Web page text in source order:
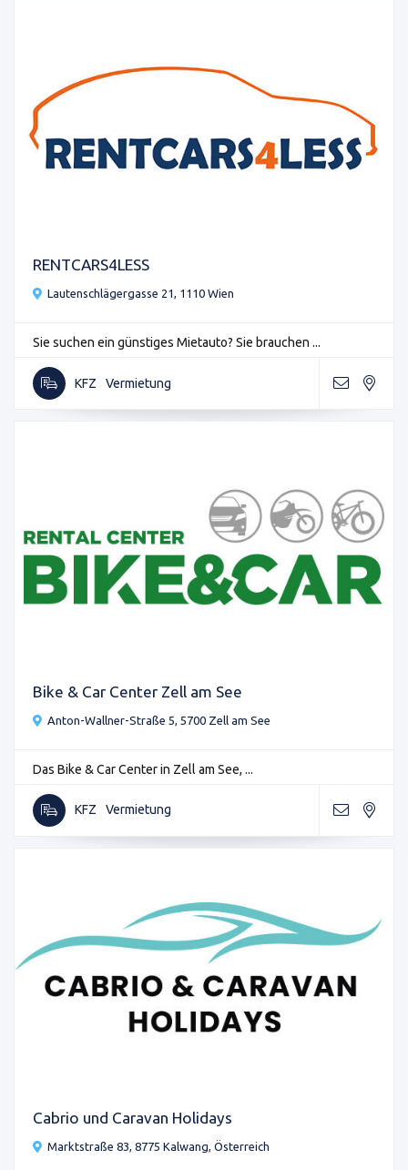
RENTCARS4LESS
Lautenschlägergasse 21, 1110 Wien
Sie suchen ein günstiges Mietauto? Sie brauchen ...
KFZ Vermietung
Bike & Car Center Zell am See
Anton-Wallner-Straße 5, 5700 Zell am See
Das Bike & Car Center in Zell am See, ...
KFZ Vermietung
Cabrio und Caravan Holidays
Marktstraße 83, 8775 Kalwang, Österreich